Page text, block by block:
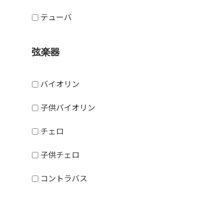
テューバ
弦楽器
バイオリン
子供バイオリン
チェロ
子供チェロ
コントラバス